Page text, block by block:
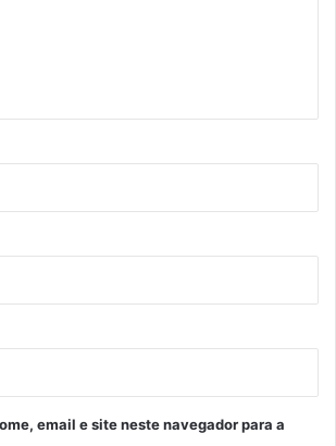
email e site neste navegador para a